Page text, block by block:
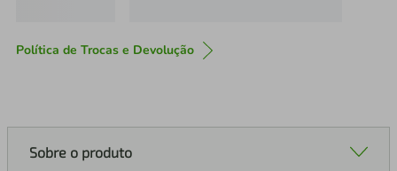
Política de Trocas e Devolução
Sobre o produto